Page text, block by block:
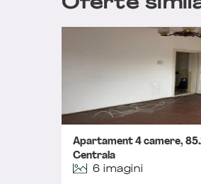
Oferte
Apartament 4 camere,
Centrala
6 imagini